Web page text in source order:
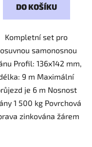
DO KOŠÍKU
Kompletní set pro
samonosnou
Profil: 136x142 mm,
9 m Maximální
je 6 m Nosnost
1 500 kg Povrchová
zinkována žárem